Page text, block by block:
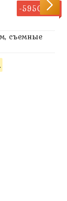
-5950 руб.
съемные